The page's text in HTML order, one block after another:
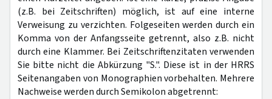
(z.B. bei Zeitschriften) möglich, ist auf eine interne
Verweisung zu verzichten. Folgeseiten werden durch ein
Komma von der Anfangsseite getrennt, also z.B. nicht
durch eine Klammer. Bei Zeitschriftenzitaten verwenden
Sie bitte nicht die Abkürzung "S.". Diese ist in der HRRS
Seitenangaben von Monographien vorbehalten. Mehrere
Nachweise werden durch Semikolon abgetrennt: